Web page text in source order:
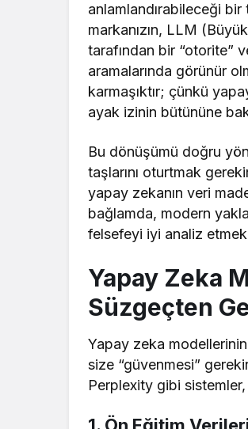
anlamlandırabileceği
markanızın, LLM
tarafından bir “otorite”
aramalarında görünür
karmaşıktır; çünkü
ayak izinin bütününe
Bu dönüşümü doğru
taşlarını oturtmak
yapay zekanın veri
bağlamda, modern
felsefeyi iyi analiz
Yapay Zeka
Süzgeçten
Yapay zeka modellerinin
size “güvenmesi”
Perplexity gibi